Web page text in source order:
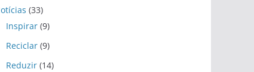
(33)
Inspirar (9)
Reciclar (9)
Reduzir (14)